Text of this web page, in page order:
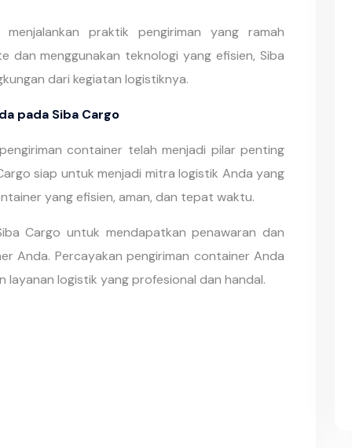
praktik pengiriman yang ramah
dan menggunakan teknologi yang efisien, Siba
dari kegiatan logistiknya.
pada Siba Cargo
container telah menjadi pilar penting
siap untuk menjadi mitra logistik Anda yang
yang efisien, aman, dan tepat waktu.
Cargo untuk mendapatkan penawaran dan
Anda. Percayakan pengiriman container Anda
layanan logistik yang profesional dan handal.